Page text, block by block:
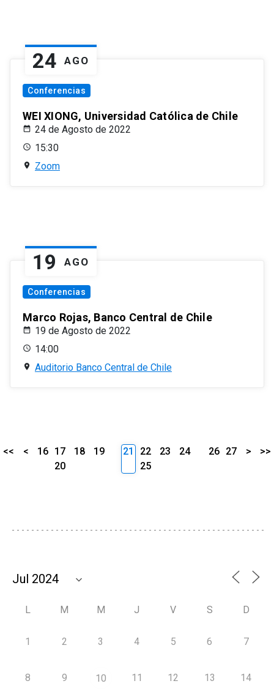
24 AGO
Conferencias
WEI XIONG, Universidad Católica de Chile
24 de Agosto de 2022
15:30
Zoom
19 AGO
Conferencias
Marco Rojas, Banco Central de Chile
19 de Agosto de 2022
14:00
Auditorio Banco Central de Chile
<< < 16 17 18
19
20
21 22 23
24
25
26 27 > >>
L M M J V S D
1 2 3 4 5 6 7
8 9 10 11 12 13 14